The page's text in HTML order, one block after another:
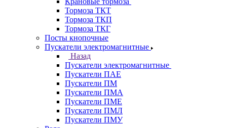
Тормоза ТКТ
Тормоза ТКП
Тормоза ТКГ
Посты кнопочные
Пускатели электромагнитные
Назад
Пускатели электромагнитные
Пускатели ПАЕ
Пускатели ПМ
Пускатели ПМА
Пускатели ПМЕ
Пускатели ПМЛ
Пускатели ПМУ